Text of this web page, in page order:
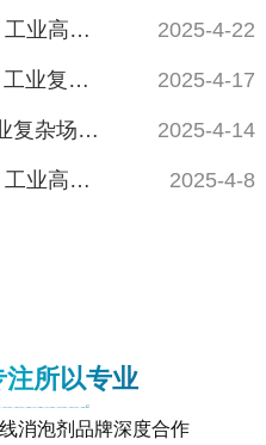
道康宁AFE-0020消泡剂：工业高能场景的... 2025-4-22
道康宁AFE-0110消泡剂：工业复杂体系的... 2025-4-17
道康宁DC-51消泡剂：工业复杂场景下的“全... 2025-4-14
道康宁AFE-0100消泡剂：工业高精度场景... 2025-4-8
注所以专业
消泡剂品牌深度合作